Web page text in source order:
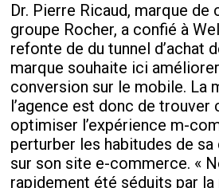
Dr. Pierre Ricaud, marque de
groupe Rocher, a confié à
refonte de du tunnel d’achat
marque souhaite ici
conversion sur le mobile. La
l’agence est donc de trouver
optimiser l’expérience m-
perturber les habitudes de
sur son site e-commerce. «
rapidement été séduits par